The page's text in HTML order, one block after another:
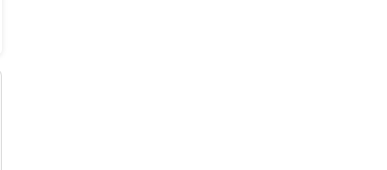
Données techniques : Débit maximum 540 m³/h, Hauteur de refoulement max 37,5